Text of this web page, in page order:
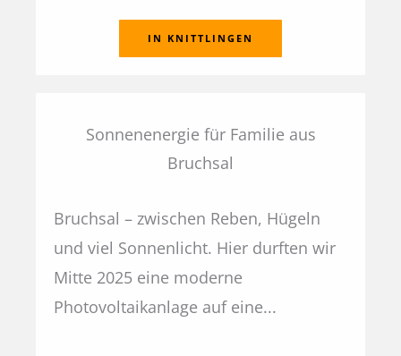
IN KNITTLINGEN
Sonnenenergie für Familie aus
Bruchsal
Bruchsal – zwischen Reben, Hügeln
und viel Sonnenlicht. Hier durften wir
Mitte 2025 eine moderne
Photovoltaikanlage auf eine...